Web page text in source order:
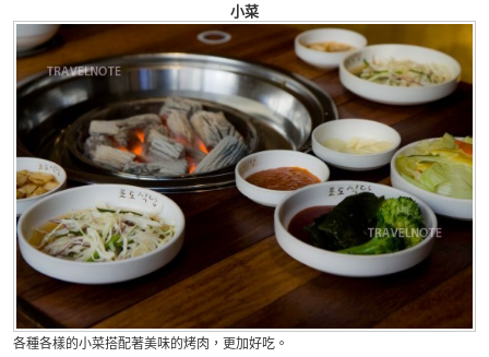
小菜
各種各樣的小菜搭配著美味的烤肉，更加好吃。